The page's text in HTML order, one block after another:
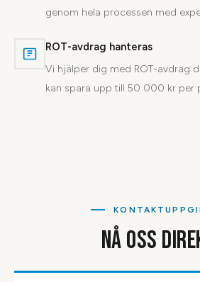
genom hela processen med
ROT-avdrag hanteras
Vi hjälper dig med ROT-avdrag
kan spara upp till 50 000 kr per
NÅ OSS